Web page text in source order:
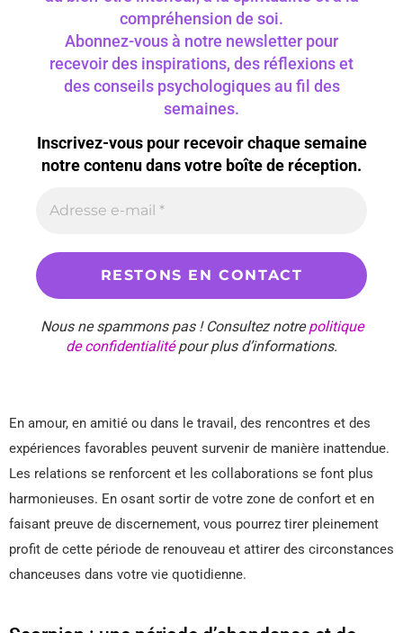
compréhension de soi.
Abonnez-vous à notre newsletter pour
recevoir des inspirations, des réflexions et
des conseils psychologiques au fil des
semaines.
Inscrivez-vous pour recevoir chaque semaine
notre contenu dans votre boîte de réception.
Nous ne spammons pas ! Consultez notrepolitique
de confidentialitépour plus d’informations.
En amour, en amitié ou dans le travail, des rencontres et des
expériences favorables peuvent survenir de manière inattendue.
Les relations se renforcent et les collaborations se font plus
harmonieuses. En osant sortir de votre zone de confort et en
faisant preuve de discernement, vous pourrez tirer pleinement
profit de cette période de renouveau et attirer des circonstances
chanceuses dans votre vie quotidienne.